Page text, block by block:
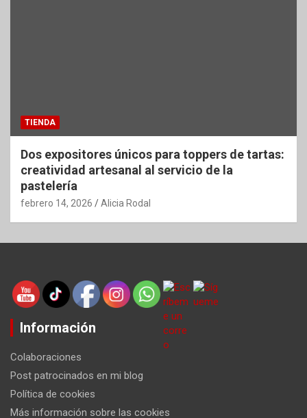
TIENDA
Dos expositores únicos para toppers de tartas:
creatividad artesanal al servicio de la
pastelería
febrero 14, 2026 Alicia Rodal
Información
Colaboraciones
Post patrocinados en mi blog
Política de cookies
Más información sobre las cookies